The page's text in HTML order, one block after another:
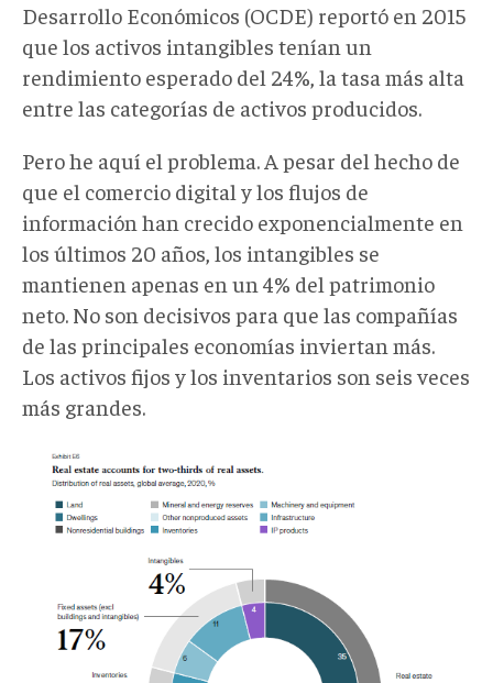
Desarrollo Económicos (OCDE) reportó en 2015
que los activos intangibles tenían un
rendimiento esperado del 24%, la tasa más alta
entre las categorías de activos producidos.
Pero he aquí el problema. A pesar del hecho de
que el comercio digital y los flujos de
información han crecido exponencialmente en
los últimos 20 años, los intangibles se
mantienen apenas en un 4% del patrimonio
neto. No son decisivos para que las compañías
de las principales economías inviertan más.
Los activos fijos y los inventarios son seis veces
más grandes.
gl7.png